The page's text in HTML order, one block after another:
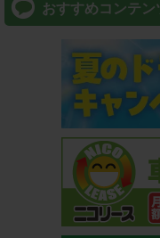
おすすめコンテン